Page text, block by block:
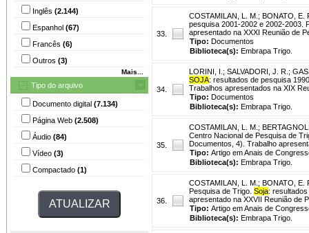
Inglês (2.144)
Espanhol (67)
Francês (6)
Outros (3)
Mais...
Tipo do arquivo
Documento digital (7.134)
Página Web (2.508)
Áudio (84)
Vídeo (3)
Compactado (1)
33.
COSTAMILAN, L. M. ; BONATO, E.
pesquisa 2001-2002 e 2002-2003.
apresentado na XXXI Reunião de
Tipo: Documentos
Biblioteca(s): Embrapa Trigo.
34.
LORINI, I. ; SALVADORI, J. R. ;
SOJA: resultados de pesquisa
Trabalhos apresentados na XIX
Tipo: Documentos
Biblioteca(s): Embrapa Trigo.
35.
COSTAMILAN, L. M. ;
Centro Nacional de Pesquisa de
Documentos, 4). Trabalho
Tipo: Artigo em Anais de
Biblioteca(s): Embrapa Trigo.
36.
COSTAMILAN, L. M. ; BONATO, E.
Pesquisa de Trigo. Soja:
apresentado na XXVII Reunião de
Tipo: Artigo em Anais de
Biblioteca(s): Embrapa Trigo.